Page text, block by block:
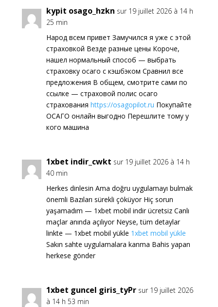
kypit osago_hzkn sur 19 juillet 2026 à 14 h
25 min
Народ всем привет Замучился я уже с этой
страховкой Везде разные цены Короче,
нашел нормальный способ — выбрать
страховку осаго с кэшбэком Сравнил все
предложения В общем, смотрите сами по
ссылке — страховой полис осаго
страхования https://osagopilot.ru Покупайте
ОСАГО онлайн выгодно Перешлите тому у
кого машина
1xbet indir_cwkt sur 19 juillet 2026 à 14 h
40 min
Herkes dinlesin Ama doğru uygulamayı bulmak
önemli Bazıları sürekli çöküyor Hiç sorun
yaşamadım — 1xbet mobil indir ücretsiz Canlı
maçlar anında açılıyor Neyse, tüm detaylar
linkte — 1xbet mobil yükle 1xbet mobil yükle
Sakın sahte uygulamalara kanma Bahis yapan
herkese gönder
1xbet guncel giris_tyPr sur 19 juillet 2026
à 14 h 53 min